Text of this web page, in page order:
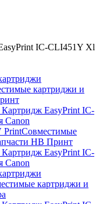
картриджи и
PrintСовместимые
НВ Принт
картриджи и